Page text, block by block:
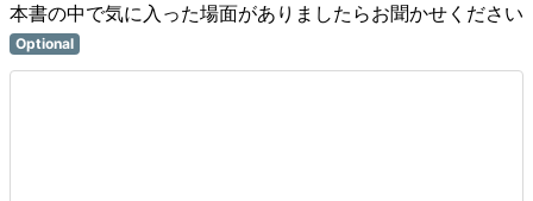
本書の中で気に入った場面がありましたらお聞かせください
Optional